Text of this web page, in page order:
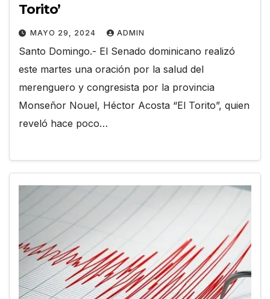
Torito’
MAYO 29, 2024 ADMIN
Santo Domingo.- El Senado dominicano realizó
este martes una oración por la salud del
merenguero y congresista por la provincia
Monseñor Nouel, Héctor Acosta “El Torito”, quien
reveló hace poco…